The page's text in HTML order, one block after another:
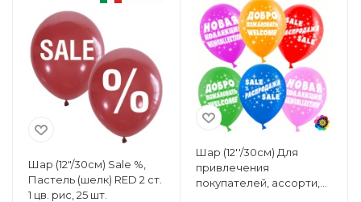
Шар (12"/30см) Sale %,
Пастель (шелк) RED 2 ст.
1 цв. рис, 25 шт.
Шар (12''/30см) Для
привлечения
покупателей, ассорти,